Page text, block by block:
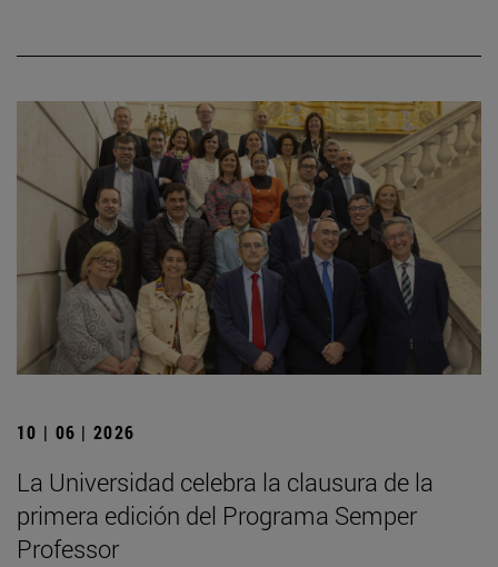
10 | 06 | 2026
La Universidad celebra la clausura de la
primera edición del Programa Semper
Professor